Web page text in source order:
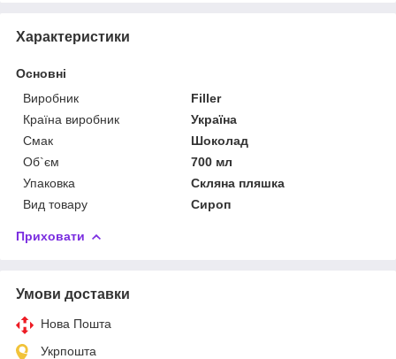
Характеристики
Основні
Виробник
Filler
Країна виробник
Україна
Смак
Шоколад
Об`єм
700 мл
Упаковка
Скляна пляшка
Вид товару
Сироп
Приховати
Умови доставки
Нова Пошта
Укрпошта